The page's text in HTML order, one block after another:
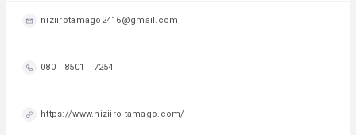
niziirotamago2416@gmail.com
080 8501 7254
https://www.niziiro-tamago.com/